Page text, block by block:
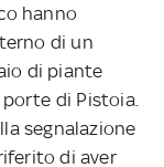
hanno
di un
di piante
di Pistoia.
segnalazione
di aver